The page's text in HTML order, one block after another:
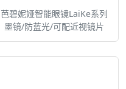
芭碧妮娅智能眼镜LaiKe系列
墨镜/防蓝光/可配近视镜片